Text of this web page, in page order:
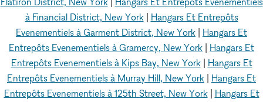
à Financial District, New York| Hangars Et Entrepôts
Evenementiels à Garment District, New York
Hangars Et
Entrepôts Evenementiels à Gramercy, New York
Hangars Et
Entrepôts Evenementiels à Kips Bay, New York| Hangars Et
Entrepôts Evenementiels à Murray Hill, New York
Hangars Et
Entrepôts Evenementiels à 125th Street, New York| Hangars Et